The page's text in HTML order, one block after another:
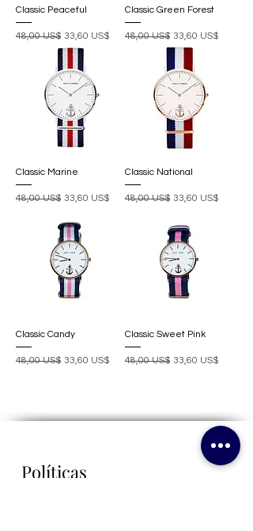
Classic Peaceful
Precio
48,00 US$ Precio de oferta
33,60 US$
Classic Green Forest
Precio
48,00 US$ Precio de oferta
33,60 US$
Classic Marine
Precio
48,00 US$ Precio de oferta
33,60 US$
Classic National
Precio
48,00 US$ Precio de oferta
33,60 US$
Classic Candy
Precio
48,00 US$ Precio de oferta
33,60 US$
Classic Sweet Pink
Precio
48,00 US$ Precio de oferta
33,60 US$
Políticas